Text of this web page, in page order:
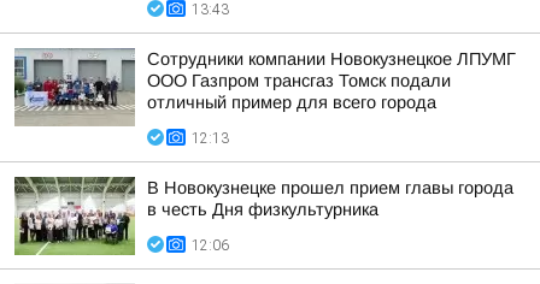
13:43
Сотрудники компании Новокузнецкое ЛПУМГ
ООО Газпром трансгаз Томск подали
отличный пример для всего города
12:13
В Новокузнецке прошел прием главы города
в честь Дня физкультурника
12:06